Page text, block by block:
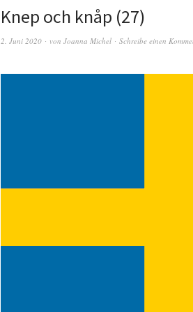
Knep och knåp (27)
2. Juni 2020 von Joanna Michel Schreibe einen